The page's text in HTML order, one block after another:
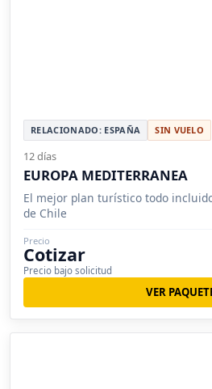
RELACIONADO: ESPAÑA SIN VUELO
12 días
EUROPA MEDITERRANEA
El mejor plan turístico todo
de Chile
Precio
Cotizar
Precio bajo solicitud
VER